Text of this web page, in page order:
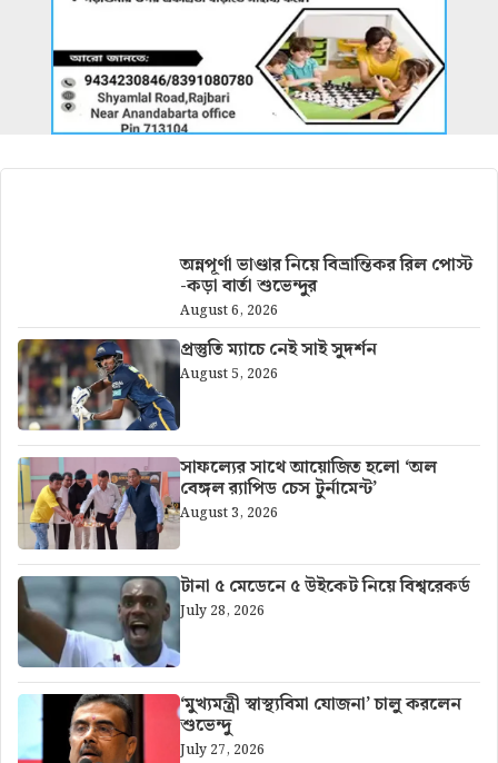
অন্নপূর্ণা ভাণ্ডার নিয়ে বিভ্রান্তিকর রিল পোস্ট
-কড়া বার্তা শুভেন্দুর
August 6, 2026
প্রস্তুতি ম্যাচে নেই সাই সুদর্শন
August 5, 2026
সাফল্যের সাথে আয়োজিত হলো ‘অল
বেঙ্গল র‍্যাপিড চেস টুর্নামেন্ট’
August 3, 2026
টানা ৫ মেডেনে ৫ উইকেট নিয়ে বিশ্বরেকর্ড
July 28, 2026
‘মুখ্যমন্ত্রী স্বাস্থ্যবিমা যোজনা’ চালু করলেন
শুভেন্দু
July 27, 2026